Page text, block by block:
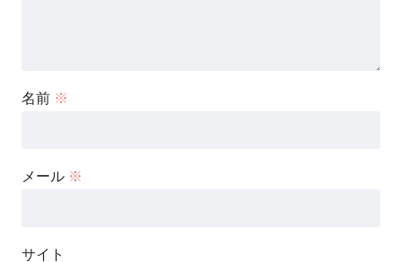
名前 ※
メール ※
サイト